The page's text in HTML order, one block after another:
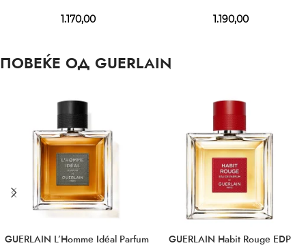
1.170,00 1.190,00
ПОВЕЌЕ ОД GUERLAIN
GUERLAIN L’Homme Idéal Parfum GUERLAIN Habit Rouge EDP